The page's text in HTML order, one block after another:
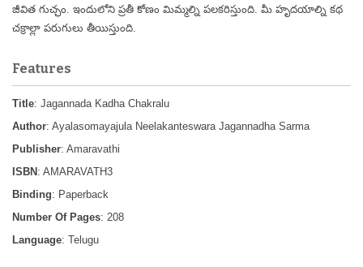
జీవిత గుచ్ఛం. ఇందులోని ప్రతీ కోణం మిమ్మల్ని పలకరిస్తుంది. మీ హృదయాల్ని కథ
చక్రాల్లా పరుగులు తీయిస్తుంది.
Features
Title: Jagannada Kadha Chakralu
Author: Ayalasomayajula Neelakanteswara Jagannadha Sarma
Publisher: Amaravathi
ISBN : AMARAVATH3
Binding: Paperback
Number Of Pages: 208
Language: Telugu